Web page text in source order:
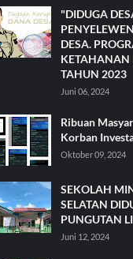
"DIDUGA
DESA.
KETAHANAN
TAHUN 2023
Juni 06, 2024
Ribuan
Korban
Oktober 09, 2024
SEKOLAH
SELATAN
PUNGUTAN
Juni 12, 2024